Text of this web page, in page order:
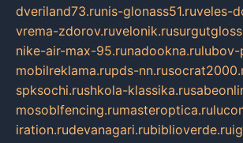
dveriland73.runis-glonass51.ruveles-
vrema-zdorov.ruvelonik.ru
nike-air-max-95.runadookna.rulubov-
mobilreklama.rupds-nn.ru
spksochi.rushkola-klassika.ru
mosoblfencing.rumasteroptica.ru
iration.rudevanagari.rubiblioverde.ru